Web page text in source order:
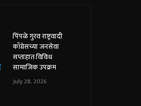
पिंपळे गुरव राष्ट्रवादी
काँग्रेसच्या जनसेवा
सप्ताहात विविध
सामाजिक उपक्रम
July 28, 2026